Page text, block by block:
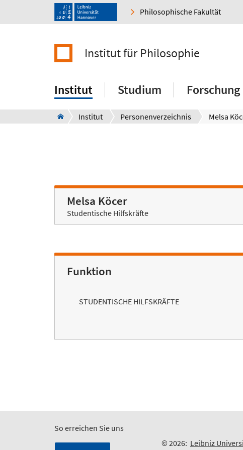
Philosophische Fakultät
Institut für Philosophie
Institut Studium Forschung
Institut Personenverzeichnis Melsa
Melsa Köcer
Studentische Hilfskräfte
Funktion
STUDENTISCHE HILFSKRÄFTE
So erreichen Sie uns
© 2026: Leibniz